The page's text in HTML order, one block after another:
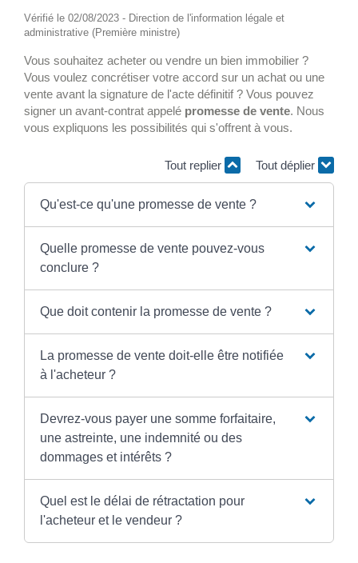
Vérifié le 02/08/2023 - Direction de l'information légale et
administrative (Première ministre)
Vous souhaitez acheter ou vendre un bien immobilier ?
Vous voulez concrétiser votre accord sur un achat ou une
vente avant la signature de l'acte définitif ? Vous pouvez
signer un avant-contrat appelé promesse de vente. Nous
vous expliquons les possibilités qui s'offrent à vous.
Tout replier Tout déplier
Qu'est-ce qu'une promesse de vente ?
Quelle promesse de vente pouvez-vous
conclure ?
Que doit contenir la promesse de vente ?
La promesse de vente doit-elle être notifiée
à l'acheteur ?
Devrez-vous payer une somme forfaitaire,
une astreinte, une indemnité ou des
dommages et intérêts ?
Quel est le délai de rétractation pour
l'acheteur et le vendeur ?